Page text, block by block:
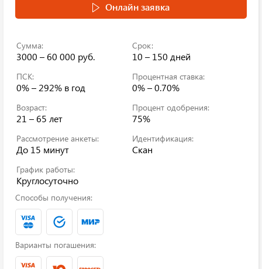
Онлайн заявка
Сумма:
3000 – 60 000 руб.
Срок:
10 – 150 дней
ПСК:
0% – 292% в год
Процентная ставка:
0% – 0.70%
Возраст:
21 – 65 лет
Процент одобрения:
75%
Рассмотрение анкеты:
До 15 минут
Идентификация:
Скан
График работы:
Круглосуточно
Способы получения:
Варианты погашения: